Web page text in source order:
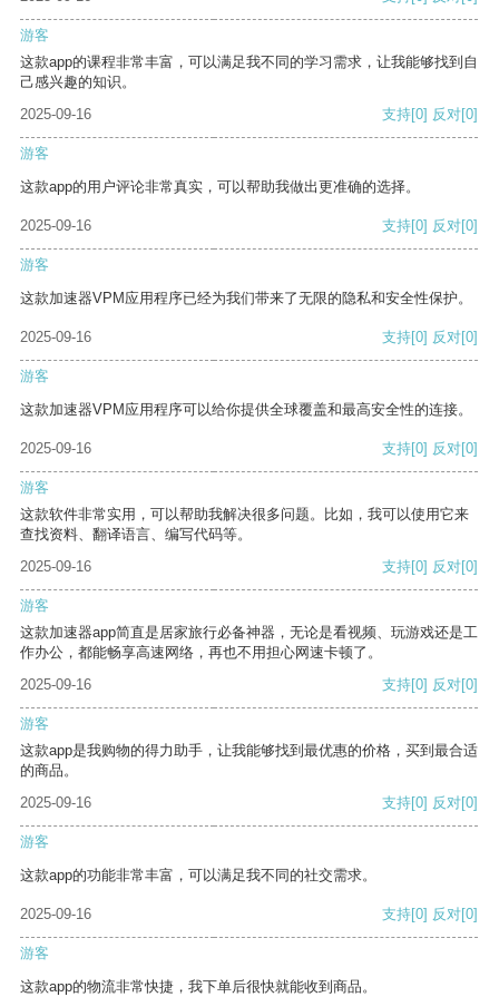
游客
这款app的课程非常丰富，可以满足我不同的学习需求，让我能够找到自
己感兴趣的知识。
2025-09-16
支持[0] 反对[0]
游客
这款app的用户评论非常真实，可以帮助我做出更准确的选择。
2025-09-16 支持[0] 反对[0]
游客
这款加速器VPM应用程序已经为我们带来了无限的隐私和安全性保护。
2025-09-16 支持[0] 反对[0]
游客
这款加速器VPM应用程序可以给你提供全球覆盖和最高安全性的连接。
2025-09-16 支持[0] 反对[0]
游客
这款软件非常实用，可以帮助我解决很多问题。比如，我可以使用它来
查找资料、翻译语言、编写代码等。
2025-09-16
支持[0] 反对[0]
游客
这款加速器app简直是居家旅行必备神器，无论是看视频、玩游戏还是工
作办公，都能畅享高速网络，再也不用担心网速卡顿了。
2025-09-16
支持[0] 反对[0]
游客
这款app是我购物的得力助手，让我能够找到最优惠的价格，买到最合适
的商品。
2025-09-16
支持[0] 反对[0]
游客
这款app的功能非常丰富，可以满足我不同的社交需求。
2025-09-16 支持[0] 反对[0]
游客
这款app的物流非常快捷，我下单后很快就能收到商品。